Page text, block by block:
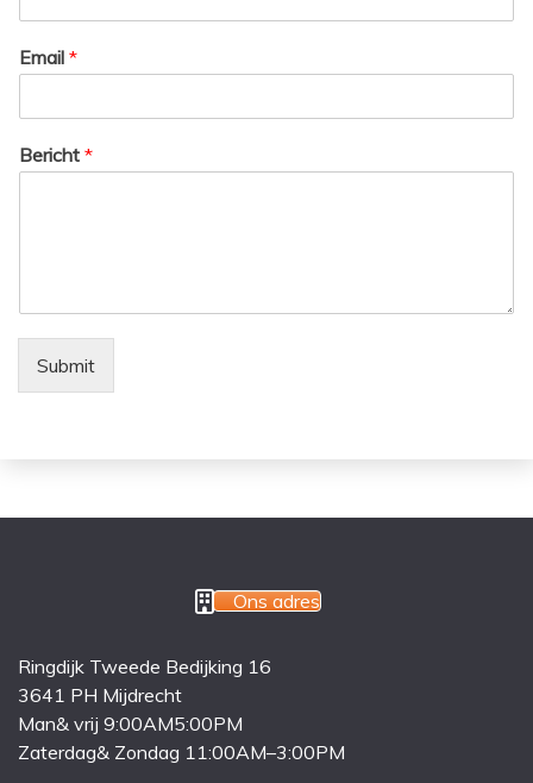
Email *
Bericht *
Submit
Ons adres
Ringdijk Tweede Bedijking 16
3641 PH Mijdrecht
Man& vrij 9:00AM5:00PM
Zaterdag& Zondag 11:00AM–3:00PM